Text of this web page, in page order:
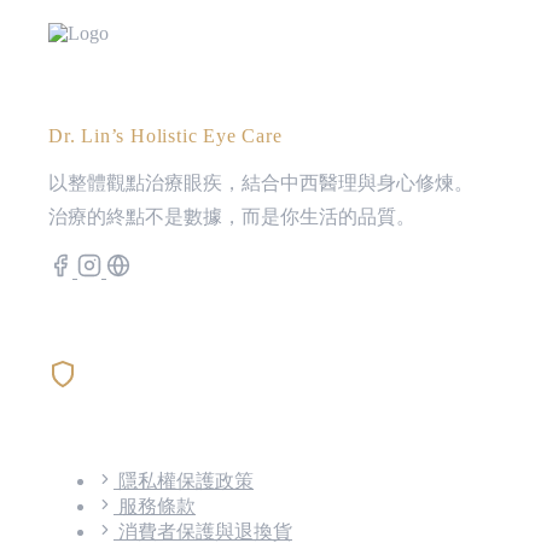
Dr. Lin’s Holistic Eye Care
以整體觀點治療眼疾，結合中西醫理與身心修煉。
治療的終點不是數據，而是你生活的品質。
隱私權保護政策
服務條款
消費者保護與退換貨